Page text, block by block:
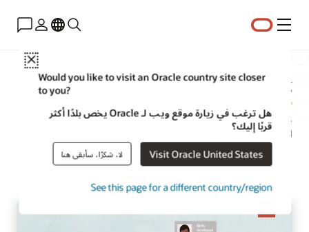
القائمة
Close
Would you like to visit an Oracle country site closer
to you?
هل ترغب في زيارة موقع ويب لـ Oracle يخص بلدًا أكثر
قربًا إليك؟
Visit Oracle United States لا، شكرًا، سأبقى هنا
See this page for a different country/region
Oracle Learning
طوِّر مواهبك باستخدام حل تعلّم موحد ومخصّص يقلل من مخاطر
الامتثال ويمكّن القوى العاملة لديك من تطوير المهارات اللازمة للابتكار.